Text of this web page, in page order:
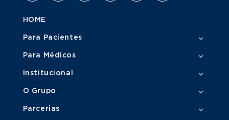
HOME
Para Pacientes
Para Médicos
Institucional
O Grupo
Parcerias